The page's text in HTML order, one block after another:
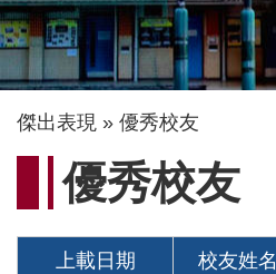
導
航
結
傑出表現 優秀校友
優秀校友
上載日期 校友姓名